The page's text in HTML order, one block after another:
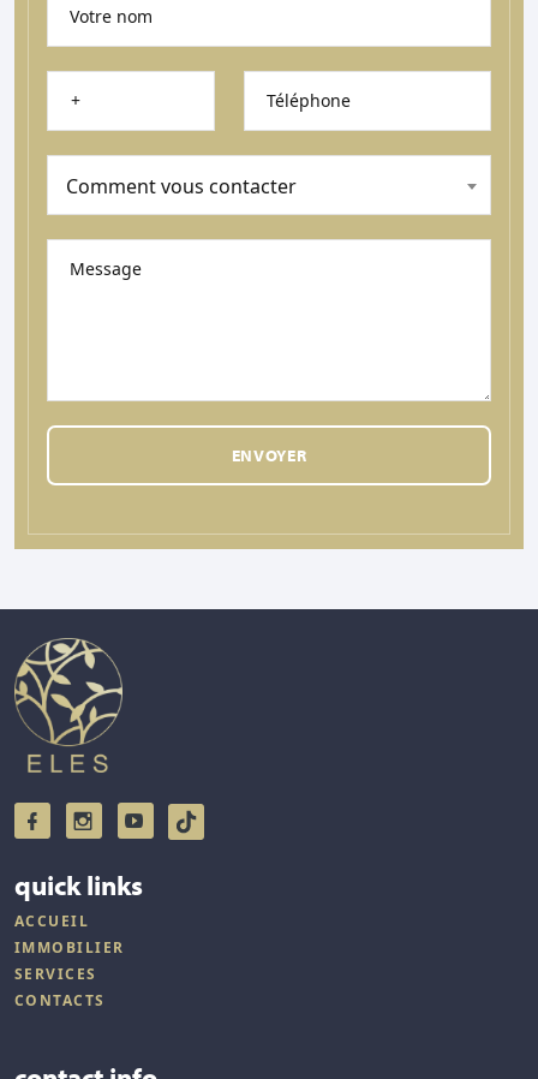
Votre nom
Téléphone
Comment vous contacter
Message
ENVOYER
quick links
ACCUEIL
IMMOBILIER
SERVICES
CONTACTS